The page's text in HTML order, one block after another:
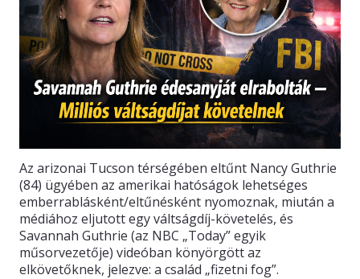
Az arizonai Tucson térségében eltűnt Nancy Guthrie
(84) ügyében az amerikai hatóságok lehetséges
emberrablásként/eltűnésként nyomoznak, miután a
médiához eljutott egy váltságdíj-követelés, és
Savannah Guthrie (az NBC „Today” egyik
műsorvezetője) videóban könyörgött az
elkövetőknek, jelezve: a család „fizetni fog”.